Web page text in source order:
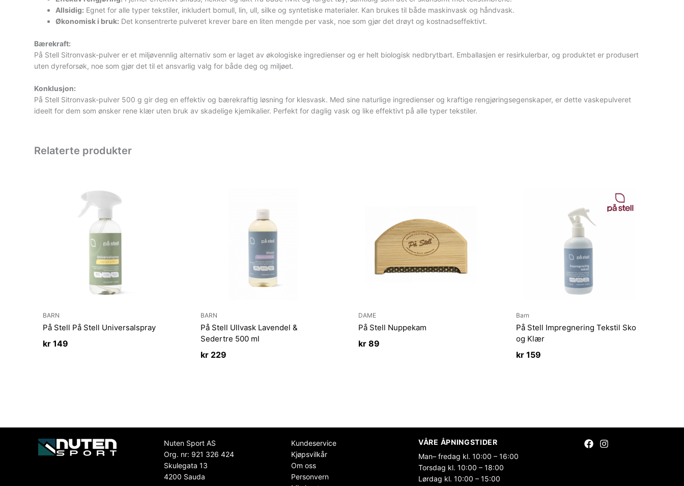
Allsidig: Egnet for alle typer tekstiler, inkludert bomull, lin, ull, silke og syntetiske materialer. Kan brukes til både maskinvask og håndvask.
Økonomisk i bruk: Det konsentrerte pulveret krever bare en liten mengde per vask, noe som gjør det drøyt og kostnadseffektivt.
Bærekraft:
På Stell Sitronvask-pulver er et miljøvennlig alternativ som er laget av økologiske ingredienser og er helt biologisk nedbrytbart. Emballasjen er resirkulerbar, og produktet er produsert
uten dyreforsøk, noe som gjør det til et ansvarlig valg for både deg og miljøet.
Konklusjon:
På Stell Sitronvask-pulver 500 g gir deg en effektiv og bærekraftig løsning for klesvask. Med sine naturlige ingredienser og kraftige rengjøringsegenskaper, er dette vaskepulveret
ideelt for dem som ønsker rene klær uten bruk av skadelige kjemikalier. Perfekt for daglig vask og like effektivt på alle typer tekstiler.
Relaterte produkter
BARN
På Stell På Stell Universalspray
kr 149
BARN
På Stell Ullvask Lavendel &
Sedertre 500 ml
kr229
DAME
På Stell Nuppekam
kr89
Barn
På Stell Impregnering Tekstil Sko
og Klær
kr159
Nuten Sport AS
Org. nr: 921 326 424
Skulegata 13
4200 Sauda
Kundeservice
Kjøpsvilkår
Om oss
Personvern
VÅRE ÅPNINGSTIDER
Man– fredag kl. 10:00 – 16:00
Torsdag kl. 10:00 – 18:00
Lørdag kl. 10:00 – 15:00